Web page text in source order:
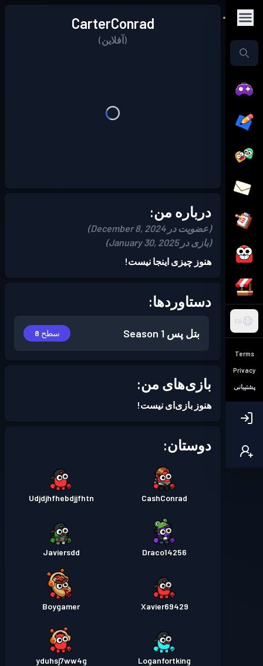
FA
Terms
Privacy
پشتیبانی
CarterConrad
(آفلاین)
درباره من:
(عضویت در December 8, 2024)
(بازی در January 30, 2025)
هنوز چیزی اینجا نیست!
دستاوردها:
بتل پس Season 1 سطح 8
بازی‌های من:
هنوز بازی‌ای نیست!
دوستان:
CashConrad
Udjdjhfhebdjjfhtn
Draco14256
Javiersdd
Xavier69429
Boygamer
Loganfortking
yduhsj7ww4g